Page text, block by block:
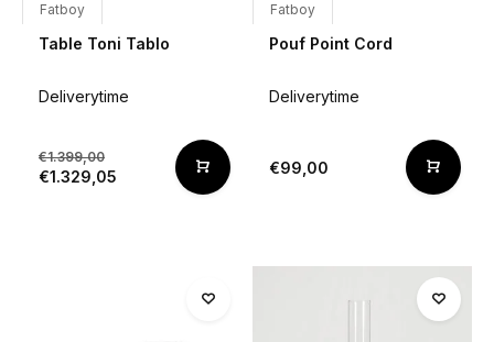
Fatboy
Table Toni Tablo
Deliverytime
€1.399,00
€1.329,05
Fatboy
Pouf Point Cord
Deliverytime
€99,00